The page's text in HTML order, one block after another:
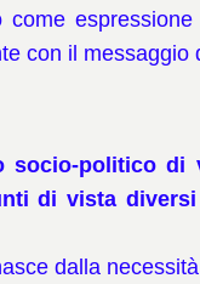
come
con il
socio-politico di
di vista
dalla